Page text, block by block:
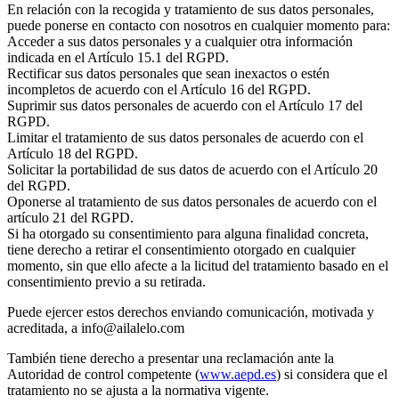
En relación con la recogida y tratamiento de sus datos personales,
puede ponerse en contacto con nosotros en cualquier momento para:
Acceder a sus datos personales y a cualquier otra información
indicada en el Artículo 15.1 del RGPD.
Rectificar sus datos personales que sean inexactos o estén
incompletos de acuerdo con el Artículo 16 del RGPD.
Suprimir sus datos personales de acuerdo con el Artículo 17 del
RGPD.
Limitar el tratamiento de sus datos personales de acuerdo con el
Artículo 18 del RGPD.
Solicitar la portabilidad de sus datos de acuerdo con el Artículo 20
del RGPD.
Oponerse al tratamiento de sus datos personales de acuerdo con el
artículo 21 del RGPD.
Si ha otorgado su consentimiento para alguna finalidad concreta,
tiene derecho a retirar el consentimiento otorgado en cualquier
momento, sin que ello afecte a la licitud del tratamiento basado en el
consentimiento previo a su retirada.
Puede ejercer estos derechos enviando comunicación, motivada y
acreditada, a info@ailalelo.com
También tiene derecho a presentar una reclamación ante la
Autoridad de control competente (www.aepd.es) si considera que el
tratamiento no se ajusta a la normativa vigente.